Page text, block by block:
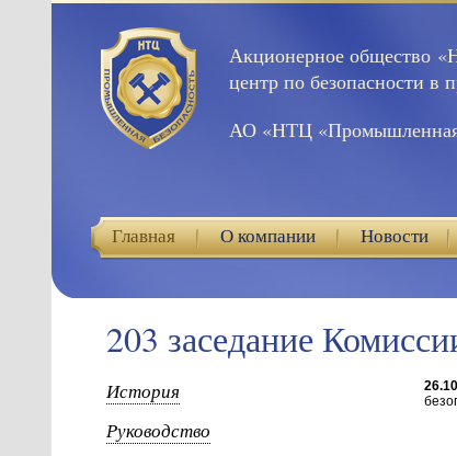
Акционерное общество
центр по безопасности в
АО «НТЦ «Промышленная
Главная О компании Новости
203 заседание
История
Руководство